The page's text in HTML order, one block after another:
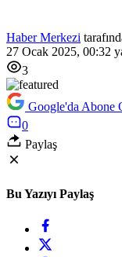
Haber Merkezi
27 Ocak 2025, 00:32
3
Google'da Abone
0
Paylaş
Bu Yazıyı Paylaş